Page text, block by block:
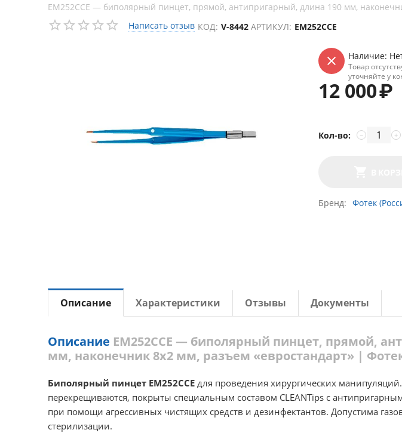
ЕМ252ССЕ — биполярный пинцет, прямой, антипригарный, длина 190 мм,
Написать отзыв КОД: V-8442 АРТИКУЛ: ЕМ252ССЕ
Наличие:
Товар
уточняйте у
12 000₽
Кол-во: +
−
Бренд Фотек
Описание Характеристики Отзывы Документы
Описание ЕМ252ССЕ — биполярный пинцет, прямой,
мм, наконечник 8х2 мм, разъем «евростандарт» |
Биполярный пинцет ЕМ252ССЕ для проведения хирургических
перекрещиваются, покрыты специальным составом CLEANTips с
при помощи агрессивных чистящих средств и дезинфектантов. Допустима
стерилизации.